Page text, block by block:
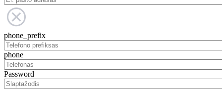
phone_prefix
phone
Password